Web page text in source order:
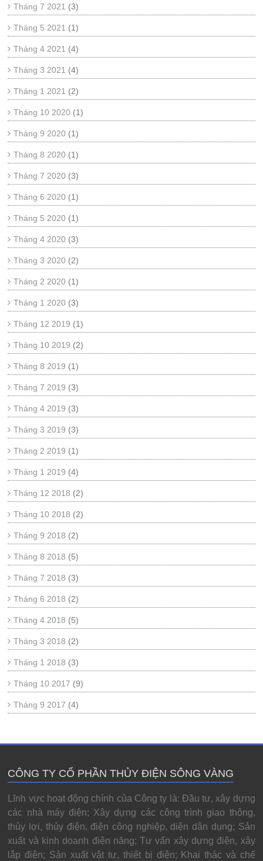
Tháng 7 2021 (3)
Tháng 5 2021 (1)
Tháng 4 2021 (4)
Tháng 3 2021 (4)
Tháng 1 2021 (2)
Tháng 10 2020 (1)
Tháng 9 2020 (1)
Tháng 8 2020 (1)
Tháng 7 2020 (3)
Tháng 6 2020 (1)
Tháng 5 2020 (1)
Tháng 4 2020 (3)
Tháng 3 2020 (2)
Tháng 2 2020 (1)
Tháng 1 2020 (3)
Tháng 12 2019 (1)
Tháng 10 2019 (2)
Tháng 8 2019 (1)
Tháng 7 2019 (3)
Tháng 4 2019 (3)
Tháng 3 2019 (3)
Tháng 2 2019 (1)
Tháng 1 2019 (4)
Tháng 12 2018 (2)
Tháng 10 2018 (2)
Tháng 9 2018 (2)
Tháng 8 2018 (5)
Tháng 7 2018 (3)
Tháng 6 2018 (2)
Tháng 4 2018 (5)
Tháng 3 2018 (2)
Tháng 1 2018 (3)
Tháng 10 2017 (9)
Tháng 9 2017 (4)
CÔNG TY CỔ PHẦN THỦY ĐIỆN SÔNG VÀNG
Lĩnh vực hoạt động chính của Công ty là: Đầu tư, xây dựng
các nhà máy điện; Xây dựng các công trình giao thông,
thủy lợi, thủy điện, điện công nghiệp, diện dân dụng; Sản
xuất và kinh doanh điện năng; Tư vấn xây dựng điện, xây
lắp điện; Sản xuất vật tư, thiết bị điện; Khai thác và chế